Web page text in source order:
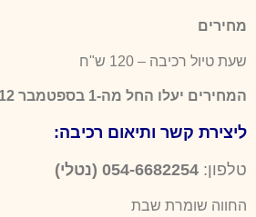
מחירים
שעת טיול רכיבה – 120 ש"ח
המחירים יעלו החל מה-1 בספטמבר 2012
ליצירת קשר ותיאום רכיבה:
טלפון: 054-6682254 (נטלי)
החווה שומרת שבת